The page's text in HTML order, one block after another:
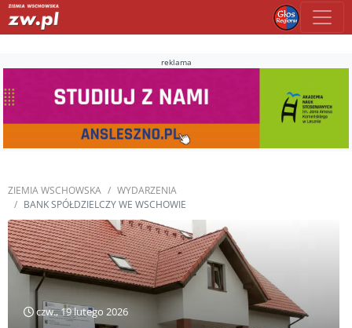
reklama
ZIEMIA WSCHOWSKA
WYDARZENIA
BANK SPÓŁDZIELCZY WE WSCHOWIE
czw., 19 lutego 2026